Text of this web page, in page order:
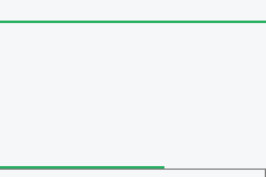
持つユーザー -
ーザー -すべてのユーザー